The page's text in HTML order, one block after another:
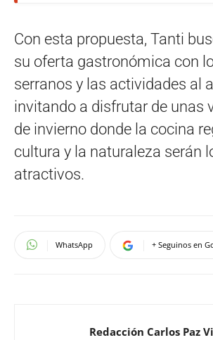
Con esta propuesta, Tanti
su oferta gastronómica con
serranos y las actividades al
invitando a disfrutar de unas
de invierno donde la cocina
cultura y la naturaleza serán
atractivos.
WhatsApp + Seguinos en
Redacción Carlos Paz